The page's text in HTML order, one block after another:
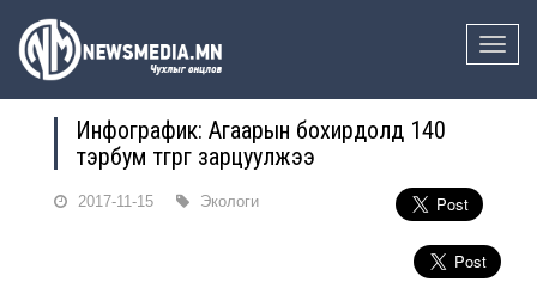
Toggle
Инфографик: Агаарын бохирдолд 140
тэрбум төгрөг зарцуулжээ
2017-11-15 Экологи